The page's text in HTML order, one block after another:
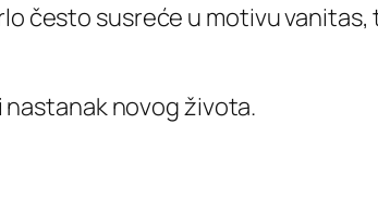
često susreće u motivu vanitas,
novog života.